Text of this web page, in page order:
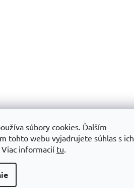
súbory cookies. Ďalším
tohto webu vyjadrujete súhlas s ich
Viac informacií tu.
vyhradené.